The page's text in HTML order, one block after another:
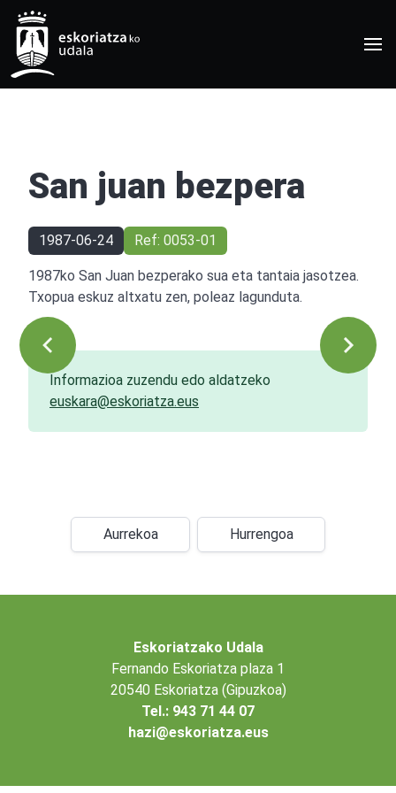
San juan bezpera
1987-06-24 Ref: 0053-01
1987ko San Juan bezperako sua eta tantaia jasotzea.
Txopua eskuz altxatu zen, poleaz lagunduta.
Informazioa zuzendu edo aldatzeko
euskara@eskoriatza.eus
Aurrekoa Hurrengoa
Eskoriatzako Udala
Fernando Eskoriatza plaza 1
20540 Eskoriatza (Gipuzkoa)
Tel.: 943 71 44 07
hazi@eskoriatza.eus